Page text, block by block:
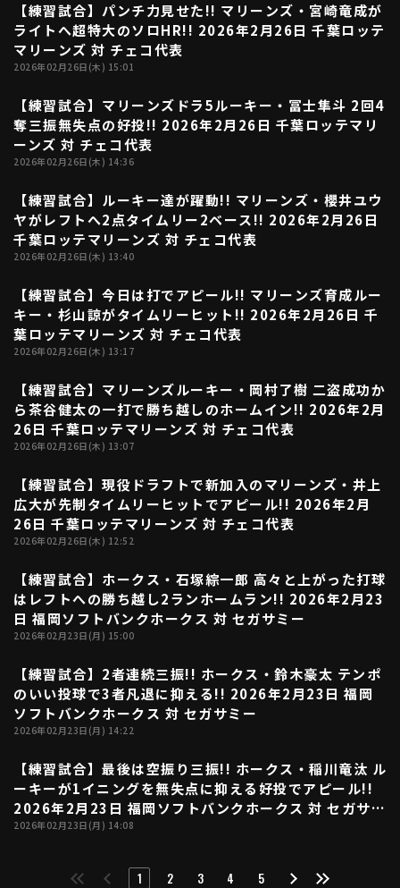
00:44
【練習試合】パンチ力見せた!! マリーンズ・宮崎竜成が
ライトへ超特大のソロHR!! 2026年2月26日 千葉ロッテ
マリーンズ 対 チェコ代表
2026年02月26日(木) 15:01
00:23
【練習試合】マリーンズドラ5ルーキー・冨士隼斗 2回4
奪三振無失点の好投!! 2026年2月26日 千葉ロッテマリ
ーンズ 対 チェコ代表
2026年02月26日(木) 14:36
00:43
【練習試合】ルーキー達が躍動!! マリーンズ・櫻井ユウ
ヤがレフトへ2点タイムリー2ベース!! 2026年2月26日
千葉ロッテマリーンズ 対 チェコ代表
2026年02月26日(木) 13:40
00:42
【練習試合】今日は打でアピール!! マリーンズ育成ルー
キー・杉山諒がタイムリーヒット!! 2026年2月26日 千
葉ロッテマリーンズ 対 チェコ代表
2026年02月26日(木) 13:17
00:59
【練習試合】マリーンズルーキー・岡村了樹 二盗成功か
ら茶谷健太の一打で勝ち越しのホームイン!! 2026年2月
26日 千葉ロッテマリーンズ 対 チェコ代表
2026年02月26日(木) 13:07
00:28
【練習試合】現役ドラフトで新加入のマリーンズ・井上
広大が先制タイムリーヒットでアピール!! 2026年2月
26日 千葉ロッテマリーンズ 対 チェコ代表
2026年02月26日(木) 12:52
00:46
【練習試合】ホークス・石塚綜一郎 高々と上がった打球
はレフトへの勝ち越し2ランホームラン!! 2026年2月23
日 福岡ソフトバンクホークス 対 セガサミー
2026年02月23日(月) 15:00
00:35
【練習試合】2者連続三振!! ホークス・鈴木豪太 テンポ
のいい投球で3者凡退に抑える!! 2026年2月23日 福岡
ソフトバンクホークス 対 セガサミー
2026年02月23日(月) 14:22
00:41
【練習試合】最後は空振り三振!! ホークス・稲川竜汰 ル
ーキーが1イニングを無失点に抑える好投でアピール!!
2026年2月23日 福岡ソフトバンクホークス 対 セガサミ
ー
2026年02月23日(月) 14:08
1 2 3 4 5